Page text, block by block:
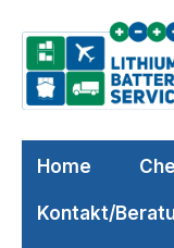
Hauptinhalt
Zur Suche springen
Zur
Home
Kontakt/